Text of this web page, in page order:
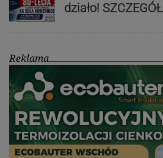
działo!
Reklama